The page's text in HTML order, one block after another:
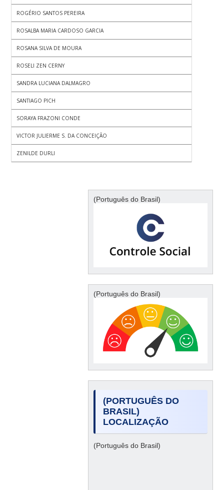
ROGÉRIO SANTOS PEREIRA
ROSALBA MARIA CARDOSO GARCIA
ROSANA SILVA DE MOURA
ROSELI ZEN CERNY
SANDRA LUCIANA DALMAGRO
SANTIAGO PICH
SORAYA FRAZONI CONDE
VICTOR JULIERME S. DA CONCEIÇÃO
ZENILDE DURLI
(Português do Brasil)
(Português do Brasil)
(PORTUGUÊS DO
BRASIL)
LOCALIZAÇÃO
(Português do Brasil)